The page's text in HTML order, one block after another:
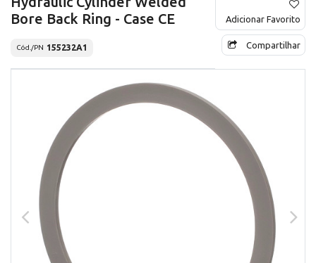
Bore Back Ring - Case CE
Cód./PN 155232A1
Adicionar Favorito
Compartilhar